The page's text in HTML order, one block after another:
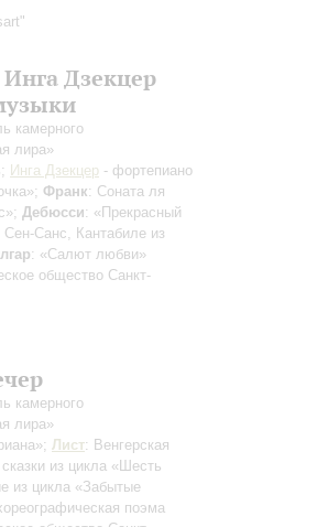
Дзекцер
камерного
лира»
Инга Дзекцер - фортепиано
Франк: Соната ля
Дебюсси: «Прекрасный
Санс, Кантабиле из
: «Салют любви»
общество Санкт-
камерного
лира»
Лист: Венгерская
из цикла «Шесть
из цикла «Забытые
поэма